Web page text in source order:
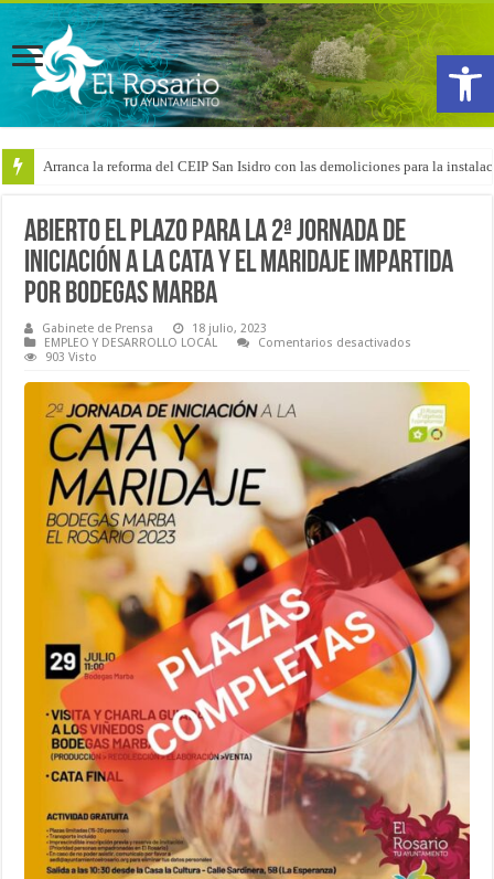
Abrir
Arranca la reforma del CEIP San Isidro con las demoliciones para la
Abierto el plazo para la 2ª Jornada de
iniciación a la cata y el maridaje impartida
por Bodegas Marba
Gabinete de Prensa
18 julio, 2023
EMPLEO Y DESARROLLO LOCAL
Comentarios desactivados
plazo
para
la
2ª
Jornada
de
iniciación
maridaje
impartida
por
Bodegas
Marba
903 Visto